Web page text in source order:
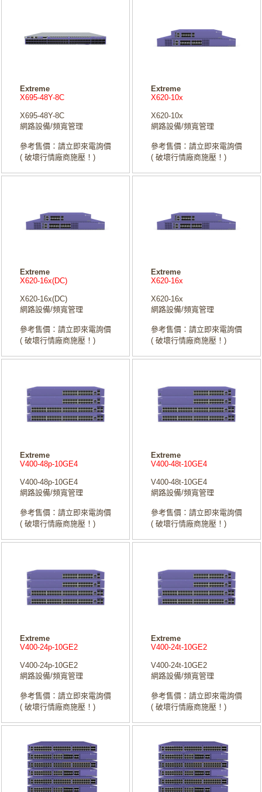
Extreme
X695-48Y-8C
X695-48Y-8C
網路設備/頻寬管理
參考售價：請立即來電詢價
( 破壞行情廠商施壓！)
Extreme
X620-10x
X620-10x
網路設備/頻寬管理
參考售價：請立即來電詢價
( 破壞行情廠商施壓！)
Extreme
X620-16x(DC)
X620-16x(DC)
網路設備/頻寬管理
參考售價：請立即來電詢價
( 破壞行情廠商施壓！)
Extreme
X620-16x
X620-16x
網路設備/頻寬管理
參考售價：請立即來電詢價
( 破壞行情廠商施壓！)
Extreme
V400-48p-10GE4
V400-48p-10GE4
網路設備/頻寬管理
參考售價：請立即來電詢價
( 破壞行情廠商施壓！)
Extreme
V400-48t-10GE4
V400-48t-10GE4
網路設備/頻寬管理
參考售價：請立即來電詢價
( 破壞行情廠商施壓！)
Extreme
V400-24p-10GE2
V400-24p-10GE2
網路設備/頻寬管理
參考售價：請立即來電詢價
( 破壞行情廠商施壓！)
Extreme
V400-24t-10GE2
V400-24t-10GE2
網路設備/頻寬管理
參考售價：請立即來電詢價
( 破壞行情廠商施壓！)